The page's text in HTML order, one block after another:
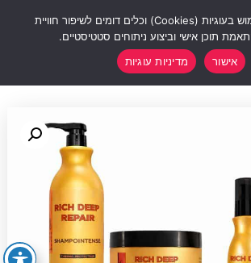
באתר נעשה שימוש בעוגיות (Cookies) וכלים דומים לשיפור חוויית
תוכן אישי וביצוע ניתוחים סטטיסטיים.
אישור
מדיניות עוגיות